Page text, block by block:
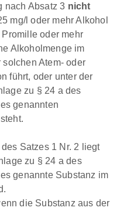
nach Absatz 3 nicht
mg/l oder mehr Alkohol
oder mehr
Alkoholmenge im
Atem- oder
führt, oder unter der
zu § 24 a des
genannten
Satzes 1 Nr. 2 liegt
zu § 24 a des
genannte Substanz im
die Substanz aus der